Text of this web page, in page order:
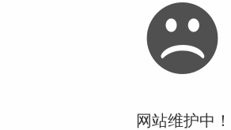
网站维护中！